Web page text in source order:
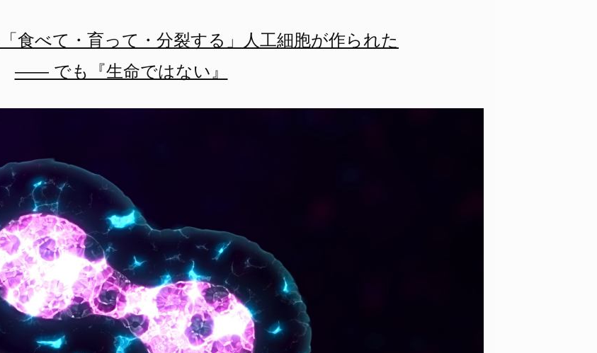
食べて・育って・分裂する」人工細胞が作られた
―― でも『生命ではない』